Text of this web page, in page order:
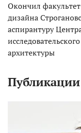
Окончил
дизайна
аспирантуру
архитектуры
Публикации